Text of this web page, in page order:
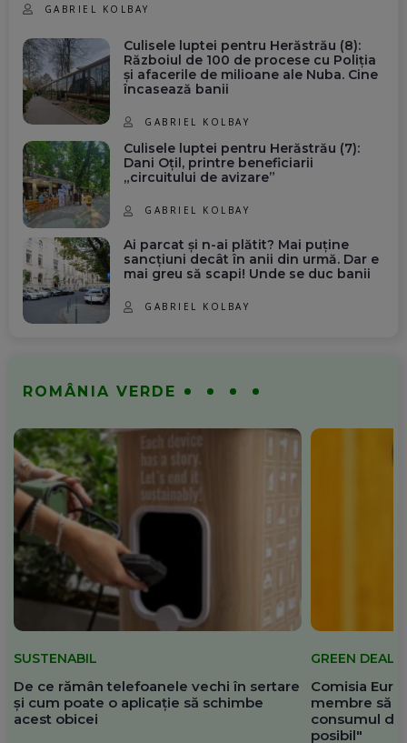
GABRIEL KOLBAY
Culisele luptei pentru Herăstrău (8):
Războiul de 100 de procese cu Poliția
și afacerile de milioane ale Nuba. Cine
încasează banii
GABRIEL KOLBAY
Culisele luptei pentru Herăstrău (7):
Dani Oțil, printre beneficiarii
„circuitului de avizare”
GABRIEL KOLBAY
Ai parcat și n-ai plătit? Mai puține
sancțiuni decât în anii din urmă. Dar e
mai greu să scapi! Unde se duc banii
GABRIEL KOLBAY
ROMÂNIA VERDE
SUSTENABIL
De ce rămân telefoanele vechi în sertare
și cum poate o aplicație să schimbe
acest obicei
GREEN DEAL
Comisia
membre să
consumul de
posibil"